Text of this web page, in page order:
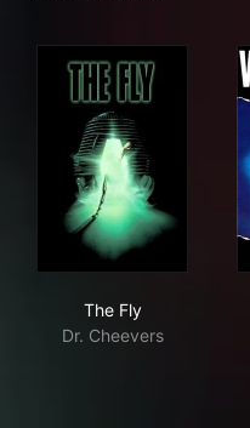
The Fly
Dr. Cheevers